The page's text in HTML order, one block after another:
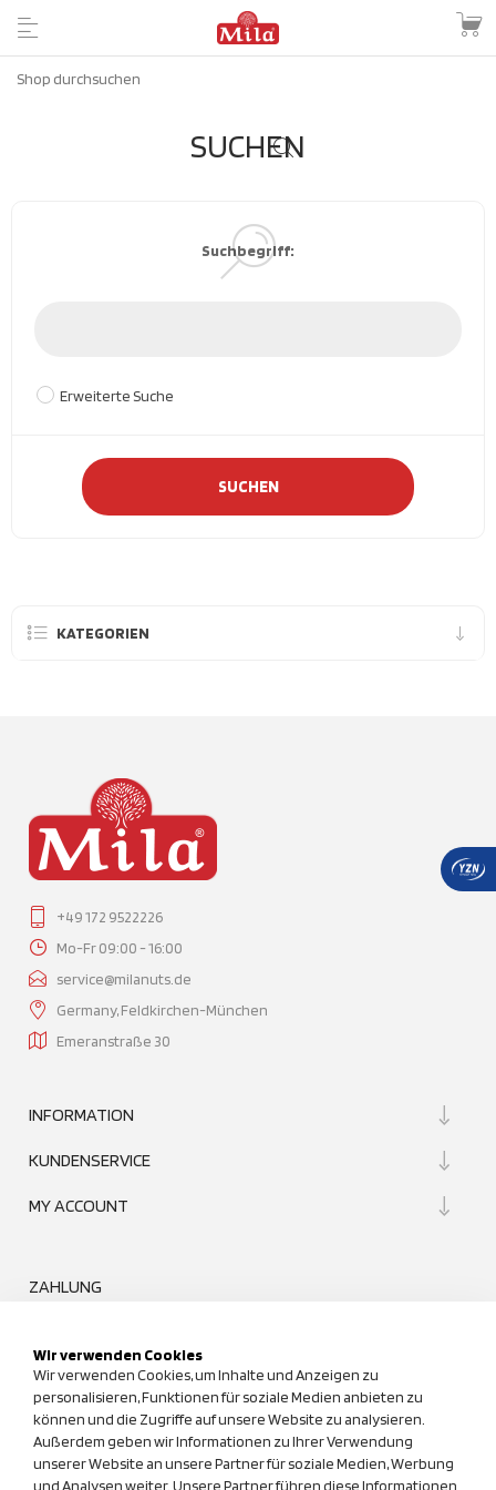
SUCHEN
Suchbegriff:
Erweiterte Suche
SUCHEN
KATEGORIEN
+49 172 9522226
Mo-Fr 09:00 - 16:00
service@milanuts.de
Germany, Feldkirchen-München
Emeranstraße 30
INFORMATION
KUNDENSERVICE
MY ACCOUNT
ZAHLUNG
UNSER QUALITÄTSANSPRUCH
Wir verwenden Cookies
Wir verwenden Cookies, um Inhalte und Anzeigen zu
personalisieren, Funktionen für soziale Medien anbieten zu
können und die Zugriffe auf unsere Website zu analysieren.
Außerdem geben wir Informationen zu Ihrer Verwendung
unserer Website an unsere Partner für soziale Medien, Werbung
und Analysen weiter. Unsere Partner führen diese Informationen